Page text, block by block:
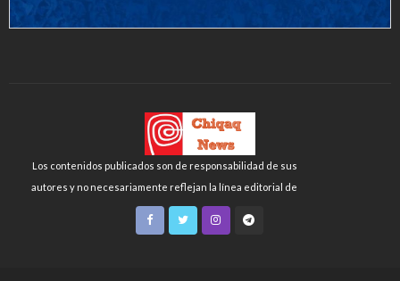
Los contenidos publicados son de responsabilidad de sus
autores y no necesariamente reflejan la línea editorial de
Chiqaq News o de la FLCH-UNMSM.